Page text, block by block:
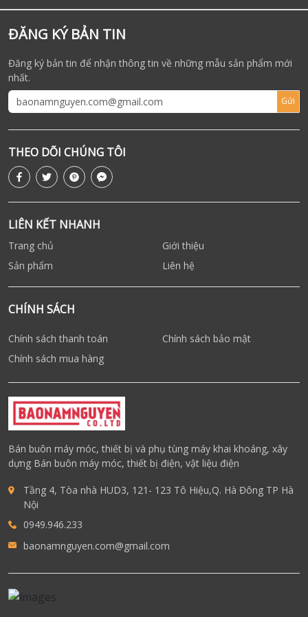
ĐĂNG KÝ BẢN TIN
Đăng ký bản tin để nhận thông tin về những mẫu sản phẩm mới
nhất.
Gửi
THEO DÕI CHÚNG TÔI
LIÊN KẾT NHANH
Trang chủ
Giới thiệu
Sản phẩm
Liên hệ
CHÍNH SÁCH
Chính sách thanh toán
Chính sách bảo mật
Chính sách mua hàng
Bán buôn máy móc, thiết bị và phụ tùng máy khai khoáng, xây
dựng Bán buôn máy móc, thiết bị điện, vật liệu điện
Tầng 4, Tòa nhà HUD3, 121- 123 Tô Hiệu,Q. Hà Đông TP Hà
Nội
0949.946.233
baonamnguyen.com@gmail.com